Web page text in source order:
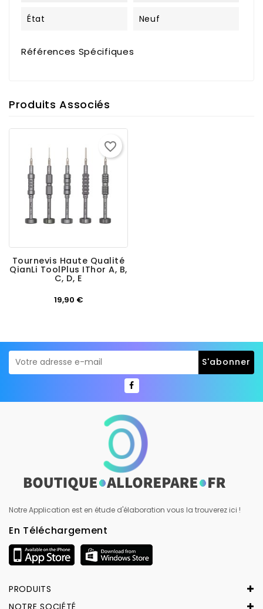
État Neuf
Références Spécifiques
Produits Associés
Tournevis Haute Qualité
QianLi ToolPlus IThor A, B,
C, D, E
19,90 €Prix
favorite_border
Notre Application est en étude d'élaboration vous la trouverez ici !
En Téléchargement
PRODUITS
NOTRE SOCIÉTÉ